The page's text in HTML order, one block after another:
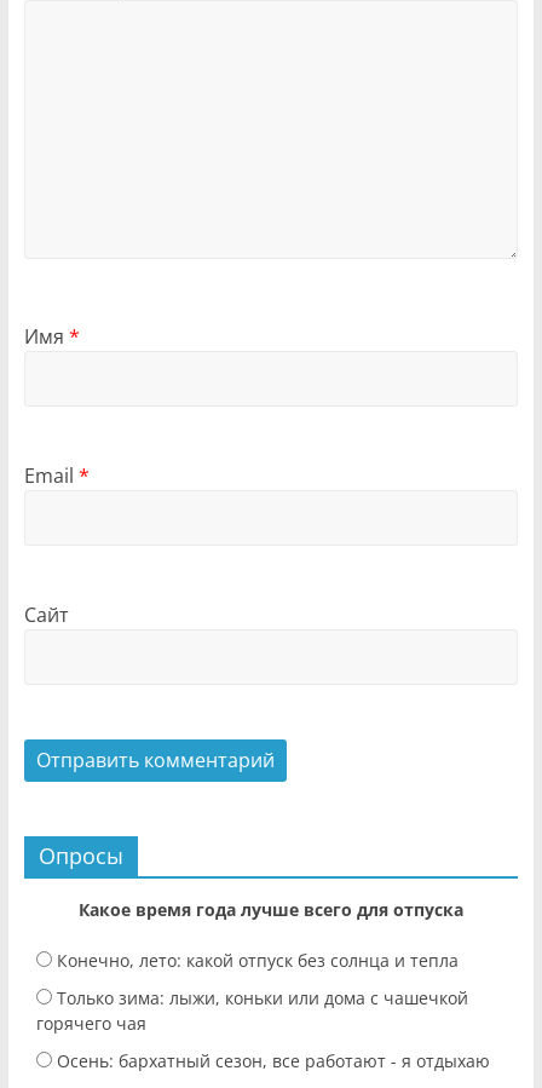
Имя *
Email *
Сайт
Опросы
Какое время года лучше всего для отпуска
Конечно, лето: какой отпуск без солнца и тепла
Только зима: лыжи, коньки или дома с чашечкой
горячего чая
Осень: бархатный сезон, все работают - я отдыхаю